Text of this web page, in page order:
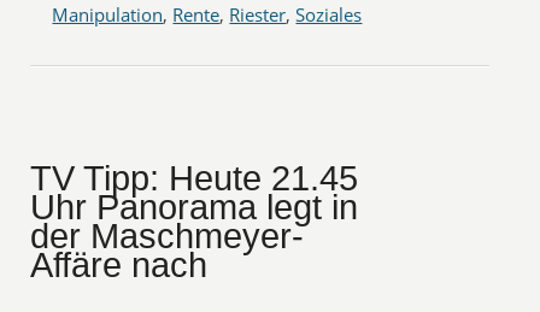
Manipulation, Rente, Riester,Soziales
TV Tipp: Heute 21.45
Uhr Panorama legt in
der Maschmeyer-
Affäre nach